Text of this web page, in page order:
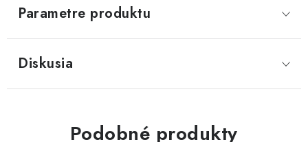
Parametre produktu
Diskusia
Podobné produkty